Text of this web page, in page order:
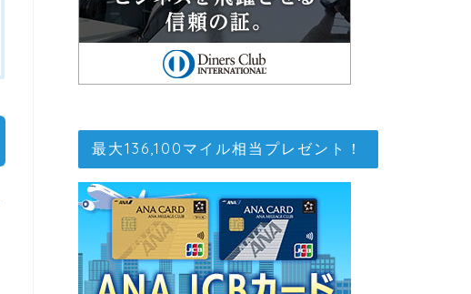
最大136,100マイル相当プレゼント！